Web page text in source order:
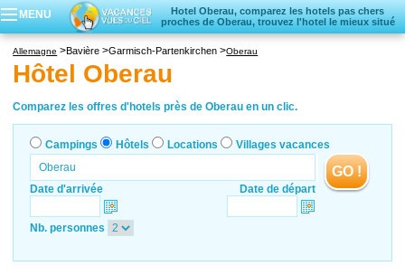
MENU
Hotel Oberau, comparez les hotels pas chers
proches de Oberau, trouvez l'hotel le mieux situé
Locations vacances
Villages vacances
Allemagne Bavière Garmisch-Partenkirchen Oberau
Hôtel Oberau
Comparez les offres d'hotels près de Oberau en un clic.
Campings Hôtels Locations Villages vacances
Date d'arrivée Date de départ
GO !
Nb. personnes